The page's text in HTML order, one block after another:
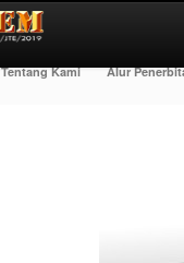
Tentang Kami Alur